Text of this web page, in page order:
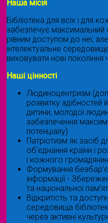
Наша місія
Бібліотека для всіх і для
забезпечує максимальний
рівним доступом до неї,
інтелектуальне
виховувати нові покоління
Наші цінності
Людиноцентризм
розвитку
дитини, молодої
забезпечення
потенціалу)
Патріотизм як засіб
об'єднання країни і
і кожного
Формування
інформації -
та національної
Відкритість та
середовища
через активні